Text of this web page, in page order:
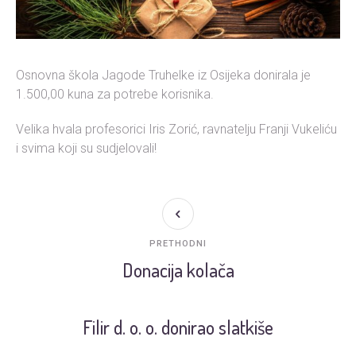
Osnovna škola Jagode Truhelke iz Osijeka donirala je
1.500,00 kuna za potrebe korisnika.
Velika hvala profesorici Iris Zorić, ravnatelju Franji Vukeliću
i svima koji su sudjelovali!
Donacija kolača
PRETHODNI
Filir d. o. o. donirao slatkiše